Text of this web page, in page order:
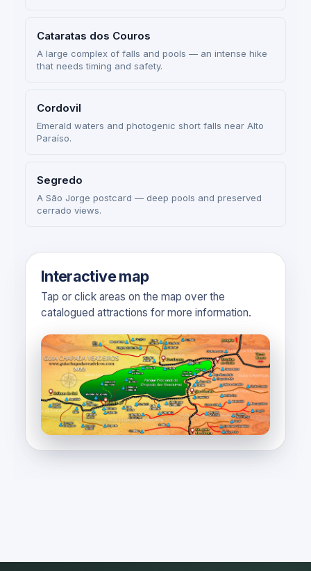
Cataratas dos Couros
A large complex of falls and pools — an intense hike
that needs timing and safety.
Cordovil
Emerald waters and photogenic short falls near Alto
Paraíso.
Segredo
A São Jorge postcard — deep pools and preserved
cerrado views.
Interactive map
Tap or click areas on the map over the
catalogued attractions for more information.